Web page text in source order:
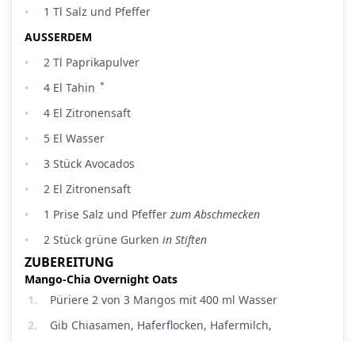
1 Tl Salz und Pfeffer
AUSSERDEM
2 Tl Paprikapulver
4 El Tahin *
4 El Zitronensaft
5 El Wasser
3 Stück Avocados
2 El Zitronensaft
1 Prise Salz und Pfeffer zum Abschmecken
2 Stück grüne Gurken in Stiften
ZUBEREITUNG
Mango-Chia Overnight Oats
1.
Püriere 2 von 3 Mangos mit 400 ml Wasser
2.
Gib Chiasamen, Haferflocken, Hafermilch,